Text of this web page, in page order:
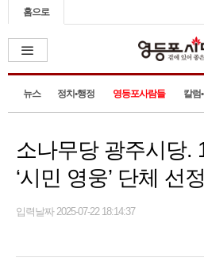
홈으로
뉴스 정치•행정 영등포사람들 칼럼
소나무당 광주시당.
‘시민 영웅’ 단체 선정
입력날짜 2025-07-22 18:14:37